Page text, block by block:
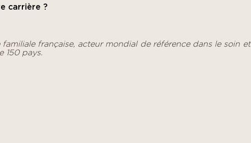
carrière ?
française, acteur mondial de référence dans le soin et
150 pays.